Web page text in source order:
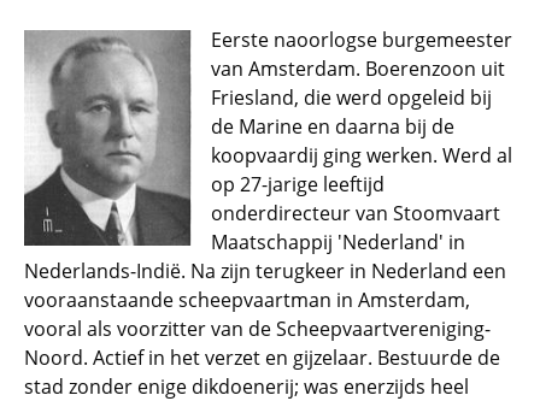
Eerste naoorlogse burgemeester
van Amsterdam. Boerenzoon uit
Friesland, die werd opgeleid bij
de Marine en daarna bij de
koopvaardij ging werken. Werd al
op 27-jarige leeftijd
onderdirecteur van Stoomvaart
Maatschappij 'Nederland' in
Nederlands-Indië. Na zijn terugkeer in Nederland een
vooraanstaande scheepvaartman in Amsterdam,
vooral als voorzitter van de Scheepvaartvereniging-
Noord. Actief in het verzet en gijzelaar. Bestuurde de
stad zonder enige dikdoenerij; was enerzijds heel